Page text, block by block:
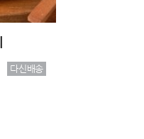
다신배송